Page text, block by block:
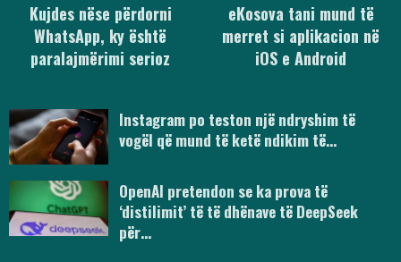
Kujdes nëse përdorni
WhatsApp, ky është
paralajmërimi serioz
eKosova tani mund të
merret si aplikacion në
iOS e Android
Instagram po teston një ndryshim të
vogël që mund të ketë ndikim të…
OpenAI pretendon se ka prova të
‘distilimit’ të të dhënave të DeepSeek
për…